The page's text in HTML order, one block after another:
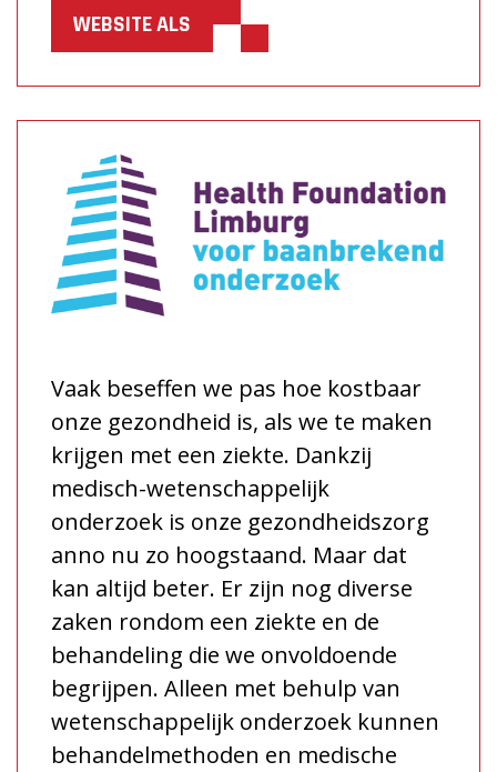
WEBSITE ALS
Vaak beseffen we pas hoe kostbaar
onze gezondheid is, als we te maken
krijgen met een ziekte. Dankzij
medisch-wetenschappelijk
onderzoek is onze gezondheidszorg
anno nu zo hoogstaand. Maar dat
kan altijd beter. Er zijn nog diverse
zaken rondom een ziekte en de
behandeling die we onvoldoende
begrijpen. Alleen met behulp van
wetenschappelijk onderzoek kunnen
behandelmethoden en medische